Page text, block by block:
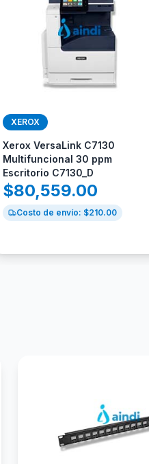
XEROX
Xerox VersaLink C7130
Multifuncional 30 ppm
Escritorio C7130_D
$80,559.00
Costo de envío: $210.00